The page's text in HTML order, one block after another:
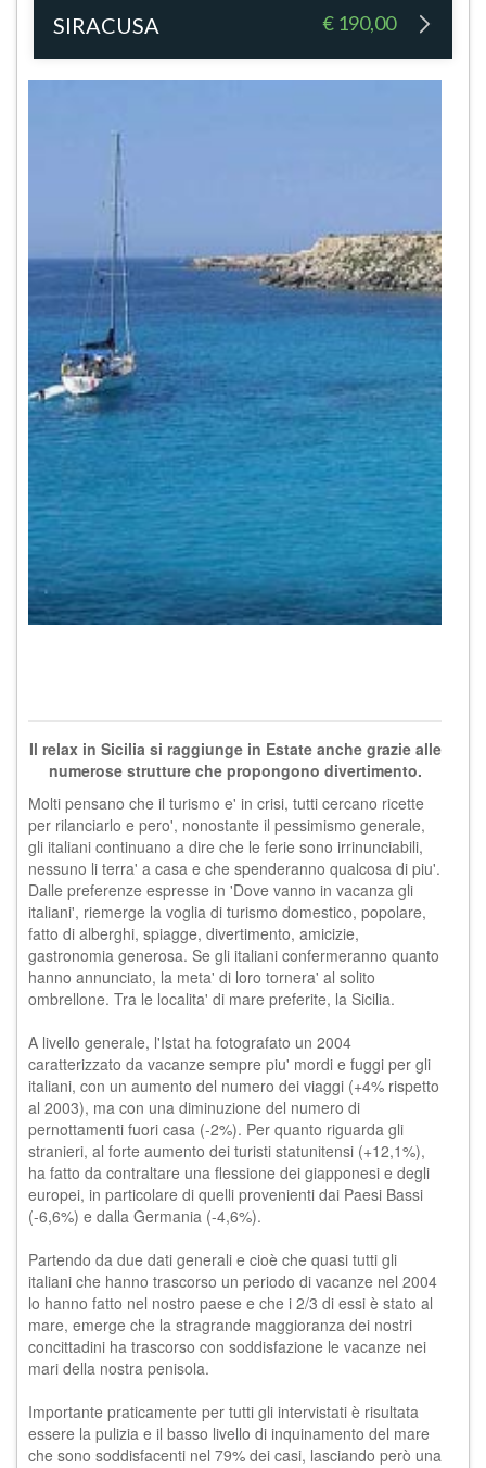
SIRACUSA € 190,00
Il relax in Sicilia si raggiunge in Estate anche grazie alle
numerose strutture che propongono divertimento.
Molti pensano che il turismo e' in crisi, tutti cercano ricette
per rilanciarlo e pero', nonostante il pessimismo generale,
gli italiani continuano a dire che le ferie sono irrinunciabili,
nessuno li terra' a casa e che spenderanno qualcosa di piu'.
Dalle preferenze espresse in 'Dove vanno in vacanza gli
italiani', riemerge la voglia di turismo domestico, popolare,
fatto di alberghi, spiagge, divertimento, amicizie,
gastronomia generosa. Se gli italiani confermeranno quanto
hanno annunciato, la meta' di loro tornera' al solito
ombrellone. Tra le localita' di mare preferite, la Sicilia.
A livello generale, l'Istat ha fotografato un 2004
caratterizzato da vacanze sempre piu' mordi e fuggi per gli
italiani, con un aumento del numero dei viaggi (+4% rispetto
al 2003), ma con una diminuzione del numero di
pernottamenti fuori casa (-2%). Per quanto riguarda gli
stranieri, al forte aumento dei turisti statunitensi (+12,1%),
ha fatto da contraltare una flessione dei giapponesi e degli
europei, in particolare di quelli provenienti dai Paesi Bassi
(-6,6%) e dalla Germania (-4,6%).
Partendo da due dati generali e cioè che quasi tutti gli
italiani che hanno trascorso un periodo di vacanze nel 2004
lo hanno fatto nel nostro paese e che i 2/3 di essi è stato al
mare, emerge che la stragrande maggioranza dei nostri
concittadini ha trascorso con soddisfazione le vacanze nei
mari della nostra penisola.
Importante praticamente per tutti gli intervistati è risultata
essere la pulizia e il basso livello di inquinamento del mare
che sono soddisfacenti nel 79% dei casi, lasciando però una